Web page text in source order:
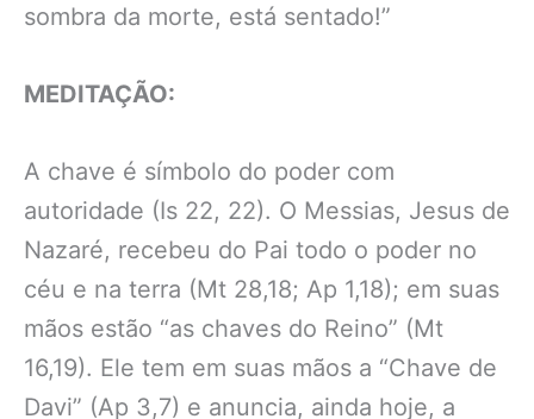
sombra da morte, está sentado!”
MEDITAÇÃO:
A chave é símbolo do poder com
autoridade (Is 22, 22). O Messias, Jesus de
Nazaré, recebeu do Pai todo o poder no
céu e na terra (Mt 28,18; Ap 1,18); em suas
mãos estão “as chaves do Reino” (Mt
16,19). Ele tem em suas mãos a “Chave de
Davi” (Ap 3,7) e anuncia, ainda hoje, a